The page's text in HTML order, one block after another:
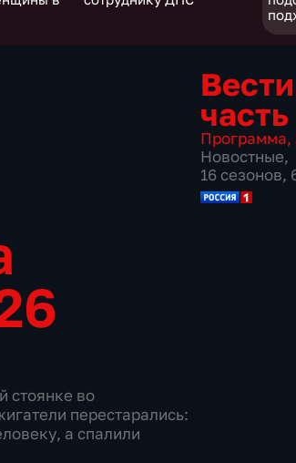
стоянке во
перестарались:
а спалили
часть
Программа,
Новостные,
16 сезонов,